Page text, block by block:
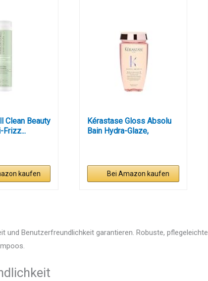
Clean Beauty
Frizz...
kaufen
Kérastase Gloss Absolu
Bain Hydra-Glaze,
Bei Amazon kaufen
und Benutzerfreundlichkeit garantieren. Robuste,